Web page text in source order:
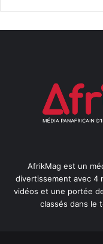
AfrikMag est un
divertissement avec 4
vidéos et une portée
classés dans le